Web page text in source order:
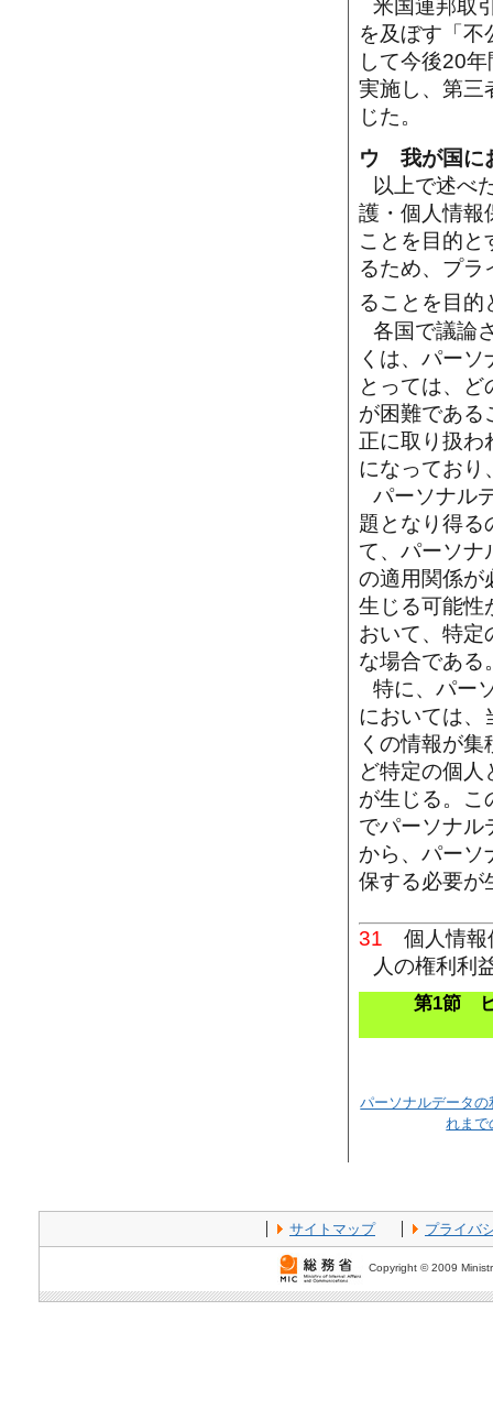
米国連邦取
を及ぼす「不
して今後20
実施し、第三
じた。
ウ 我が国に
以上で述べ
護・個人情報
ことを目的と
るため、プラ
ることを目的
各国で議論
くは、パー
とっては、
が困難である
正に取り扱わ
になっており
パーソナル
題となり得る
て、パーソナ
の適用関係が
生じる可能性
おいて、特定
な場合である
特に、パー
においては、
くの情報が
ど特定の個
が生じる。こ
でパーソナル
から、パーソ
保する必要が
31 個人情報
人の権利利
第1節 ビ
パーソナルデータ
れま
サイトマップ プライバ
Copyright © 2009